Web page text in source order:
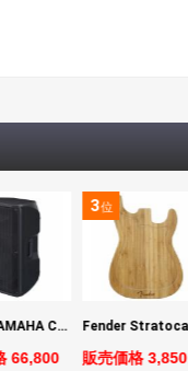
ヤマハ YAMAHA CBR15 ラウドスピーカー
66,800
3位
販売価格 3,850